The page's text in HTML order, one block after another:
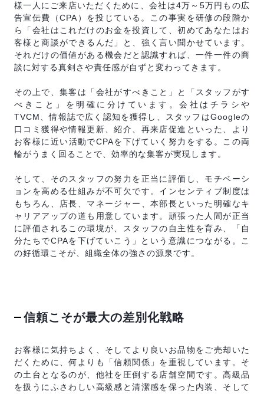
様一人にご来店いただくために、会社は4万～5万円もの広
告宣伝費（CPA）を投じている。この事実を研修の段階か
ら「会社はこれだけのお金を投資して、初めてあなたはお
客様と商談ができるんだ」と、強く言い聞かせています。
それだけの価値がある機会だと認識すれば、一件一件の商
談に対する真剣さや責任感が自ずと変わってきます。
その上で、集客は「会社がすべきこと」と「スタッフがす
べきこと」を明確に分けています。会社はチラシや
TVCM、情報誌で広く認知を獲得し、スタッフはGoogleの
口コミ獲得や情報更新、紹介、再来店促進といった、より
お客様に近い活動でCPAを下げていく努力をする。この両
輪がうまく回ることで、効率的な集客が実現します。
そして、そのスタッフの努力を正当に評価し、モチベーシ
ョンを高める仕組みが不可欠です。インセンティブ制度は
もちろん、店長、マネージャー、本部長といった明確なキ
ャリアアップの道も用意しています。頑張った人間が正当
に評価されるこの環境が、スタッフの自主性を育み、「自
分たちでCPAを下げていこう」という意識につながる。こ
の好循環こそが、組織全体の強さの源泉です。
信頼こそが最大の差別化戦略
お客様に気持ちよく、そしてより良いお品物をご売却いた
だくために、何よりも「信頼関係」を重視しています。そ
の土台となるのが、他社を圧倒する店舗空間です。高級品
を扱うにふさわしい高級感と清潔感を保った内装、そして